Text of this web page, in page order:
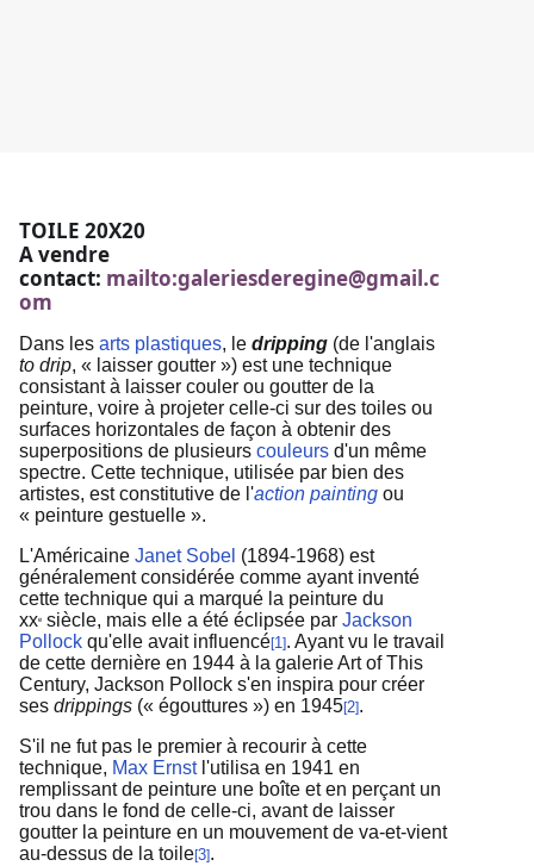
TOILE 20X20
A vendre
contact: mailto:galeriesderegine@gmail.c
om
Dans les arts plastiques, le dripping (de l'anglais
to drip, « laisser goutter ») est une technique
consistant à laisser couler ou goutter de la
peinture, voire à projeter celle-ci sur des toiles ou
surfaces horizontales de façon à obtenir des
superpositions de plusieurs couleurs d'un même
spectre. Cette technique, utilisée par bien des
artistes, est constitutive de l'action painting ou
« peinture gestuelle ».
L'Américaine Janet Sobel (1894-1968) est
généralement considérée comme ayant inventé
cette technique qui a marqué la peinture du
xxe siècle, mais elle a été éclipsée par Jackson
Pollock qu'elle avait influencé[1]. Ayant vu le travail
de cette dernière en 1944 à la galerie Art of This
Century, Jackson Pollock s'en inspira pour créer
ses drippings (« égouttures ») en 1945[2].
S'il ne fut pas le premier à recourir à cette
technique, Max Ernstl'utilisa en 1941 en
remplissant de peinture une boîte et en perçant un
trou dans le fond de celle-ci, avant de laisser
goutter la peinture en un mouvement de va-et-vient
au-dessus de la toile[3].